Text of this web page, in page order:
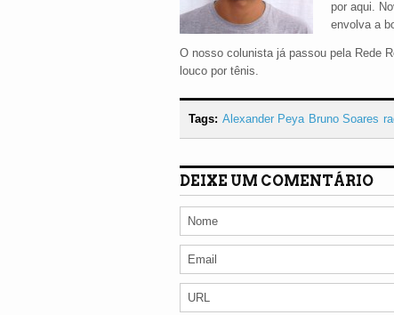
por aqui.
envolva a
O nosso colunista já passou pela Rede
louco por tênis.
Tags: Alexander Peya Bruno Soares
DEIXE UM COMENTÁRIO